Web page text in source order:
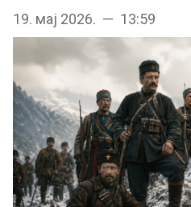
19. мај 2026. — 13:59